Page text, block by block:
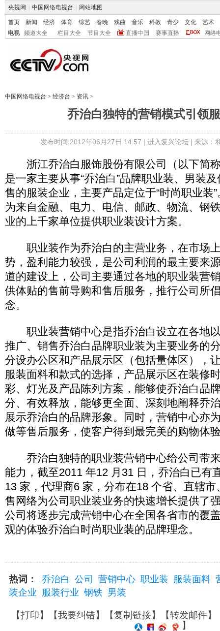
央视网 中国网络电视台 网站地图
首页 新闻 经济 体育 综艺 春晚 戏曲 音乐 科教 青少 文化
艺术
电视
频道大全 栏目大全 节目大全 直播中国 赛事直播 网络
中国网络电视台 > 经济台 > 资讯 >
乔治白独特的营销模式引领
发布时间:2012年06月27日 14:57 | 进入复兴论坛| 来源：
浙江乔治白服饰股份有限公司（以下简称“
是一家主要从事“乔治白”品牌职业装、男装
售的服装企业，主要产品定位于“时尚职业装
为来自金融、电力、电信、邮政、物流、钢
业的上千家单位提供职业装设计方案。
职业装作为乔治白的主营业务，在市场
势，盈利能力较强，是公司利润的最主要来
道的建设上，公司主要通过各地的职业装营
供体贴的售前导购和售后服务，推行公司所
念。
职业装营销中心是指乔治白设立在各地
推广、销售乔治白品牌职业装为主要业务的
分设办公区和产品展示区（包括量体区），
服装面料和款式的选择，产品展示区在装修
彩、灯光及产品陈列方案，能够使乔治白品
分、有效释放，能够更全面、深刻地阐释乔
展示乔治白的品牌形象。同时，营销中心亦
做等售后服务，使客户得到最完美的购物体
乔治白独特的职业装营销中心给公司带
能力，截至2011 年12 月31 日，乔治白已有
13 家，代理商6 家，分布在18 个省、直辖
售网络为公司职业装业务的快速增长提供了
公司将逐步完成营销中心在全国各省市的覆
观的体验乔治白时尚职业装的品牌理念。
热词： 乔治白 公司 营销中心 职业装 服装面料
装企业
服装行业 钢铁 男装
【打印】【我要纠错】【复制链接】【转发邮件】
】